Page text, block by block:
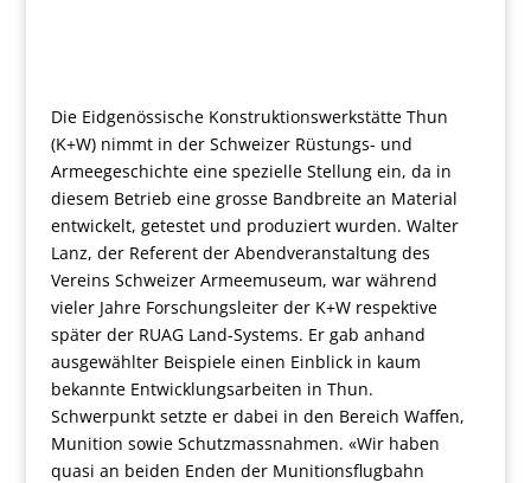
Die Eidgenössische Konstruktionswerkstätte Thun
(K+W) nimmt in der Schweizer Rüstungs- und
Armeegeschichte eine spezielle Stellung ein, da in
diesem Betrieb eine grosse Bandbreite an Material
entwickelt, getestet und produziert wurden. Walter
Lanz, der Referent der Abendveranstaltung des
Vereins Schweizer Armeemuseum, war während
vieler Jahre Forschungsleiter der K+W respektive
später der RUAG Land-Systems. Er gab anhand
ausgewählter Beispiele einen Einblick in kaum
bekannte Entwicklungsarbeiten in Thun.
Schwerpunkt setzte er dabei in den Bereich Waffen,
Munition sowie Schutzmassnahmen. «Wir haben
quasi an beiden Enden der Munitionsflugbahn